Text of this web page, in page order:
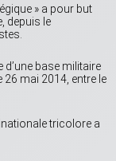
» a pour but
depuis le
base militaire
mai 2014, entre le
tricolore a